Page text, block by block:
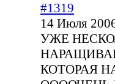
#1319
14 Июля
УЖЕ
КОТОРАЯ